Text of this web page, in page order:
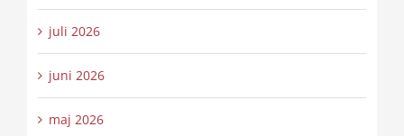
juli 2026
juni 2026
maj 2026